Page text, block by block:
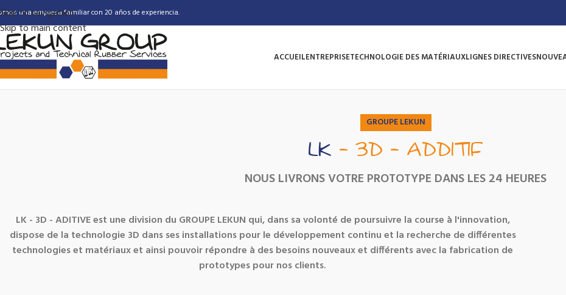
Skip to navigation
Skip to main content
una empresa familiar con 20 años de experiencia.
ACCUEILENTREPRISETECHNOLOGIE DES MATÉRIAUXLIGNES DIRECTIVES
GROUPE LEKUN
LK - 3D - ADDITIF
NOUS LIVRONS VOTRE PROTOTYPE DANS LES 24 HEURES
LK - 3D - ADITIVEest une division du GROUPE LEKUN qui, dans sa volonté de poursuivre la course à l'innovation,
dispose de la technologie 3D dans ses installations pour le développement continu et la recherche de différentes
technologies et matériaux et ainsi pouvoir répondre à des besoins nouveaux et différents avec la fabrication de
prototypes pour nos clients.